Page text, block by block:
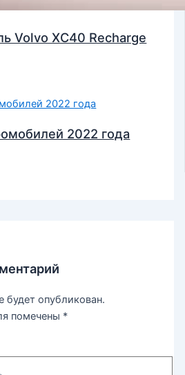
Volvo XC40 Recharge
2022 года
будет опубликован.
помечены *